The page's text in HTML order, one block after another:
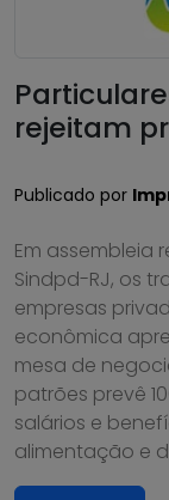
rejeitam
Publicado por
Em assembleia
Sindpd-RJ, os
empresas
econômica
mesa de
patrões prevê
salários e
alimentação e